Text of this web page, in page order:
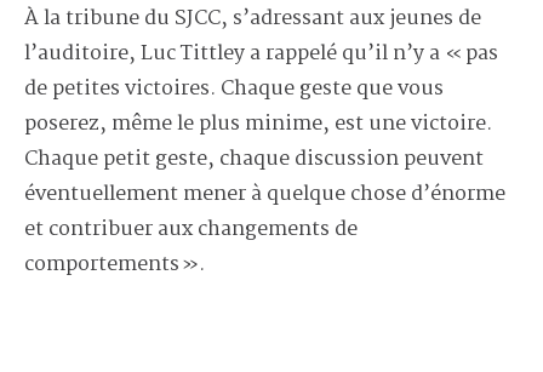
À la tribune du SJCC, s’adressant aux jeunes de
l’auditoire, Luc Tittley a rappelé qu’il n’y a « pas
de petites victoires. Chaque geste que vous
poserez, même le plus minime, est une victoire.
Chaque petit geste, chaque discussion peuvent
éventuellement mener à quelque chose d’énorme
et contribuer aux changements de
comportements ».